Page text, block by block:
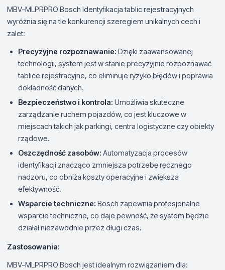
MBV-MLPRPRO Bosch Identyfikacja tablic rejestracyjnych
wyróżnia się na tle konkurencji szeregiem unikalnych cech i
zalet:
Precyzyjne rozpoznawanie: Dzięki zaawansowanej
technologii, system jest w stanie precyzyjnie rozpoznawać
tablice rejestracyjne, co eliminuje ryzyko błędów i poprawia
dokładność danych.
Bezpieczeństwo i kontrola: Umożliwia skuteczne
zarządzanie ruchem pojazdów, co jest kluczowe w
miejscach takich jak parkingi, centra logistyczne czy obiekty
rządowe.
Oszczędność zasobów: Automatyzacja procesów
identyfikacji znacząco zmniejsza potrzebę ręcznego
nadzoru, co obniża koszty operacyjne i zwiększa
efektywność.
Wsparcie techniczne: Bosch zapewnia profesjonalne
wsparcie techniczne, co daje pewność, że system będzie
działał niezawodnie przez długi czas.
Zastosowania:
MBV-MLPRPRO Bosch jest idealnym rozwiązaniem dla: